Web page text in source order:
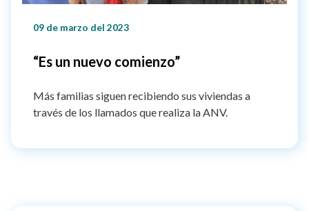
09 de marzo del 2023
“Es un nuevo comienzo”
Más familias siguen recibiendo sus viviendas a
través de los llamados que realiza la ANV.